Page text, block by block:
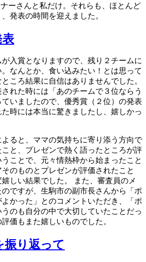
ーさんと私だけ。それらも、ほとんど
発表の時間を迎えました。
表
が入賞となりますので、残り２チームに
なんとか、食い込みたい！とは思って
ころ結果に自信はありませんでした。
れた時には「あのチームで３位ならう
いましたので、優秀賞（２位）の発表
時には本当に驚きましたし、嬉しかっ
ると、ママの気持ちに寄り添う方向で
と、プレゼンで熱く語ったところが評
ことで、元々情熱枠から始まったこと
のものとプレゼンが評価されたこと
しい結果でした。 また、審査員のメ
ですが、生駒市の副市長さんから「ポ
かった」とのコメントいただき、「ポ
のも自分の中で大切していたことだっ
価もまた嬉しいものでした。
振り返って